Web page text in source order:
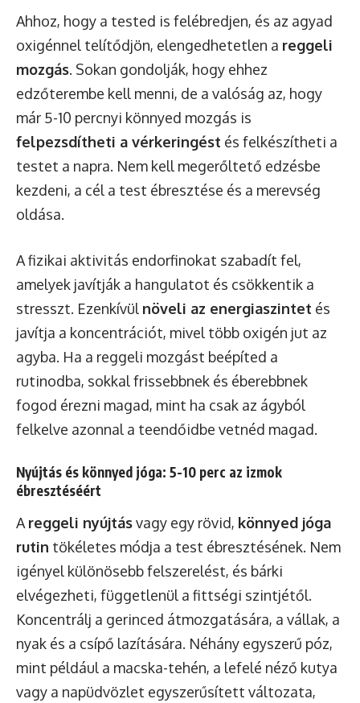
Ahhoz, hogy a tested is felébredjen, és az agyad
oxigénnel telítődjön, elengedhetetlen a reggeli
mozgás. Sokan gondolják, hogy ehhez
edzőterembe kell menni, de a valóság az, hogy
már 5-10 percnyi könnyed mozgás is
felpezsdítheti a vérkeringést és felkészítheti a
testet a napra. Nem kell megerőltető edzésbe
kezdeni, a cél a test ébresztése és a merevség
oldása.
A fizikai aktivitás endorfinokat szabadít fel,
amelyek javítják a hangulatot és csökkentik a
stresszt. Ezenkívül növeli az energiaszintet és
javítja a koncentrációt, mivel több oxigén jut az
agyba. Ha a reggeli mozgást beépíted a
rutinodba, sokkal frissebbnek és éberebbnek
fogod érezni magad, mint ha csak az ágyból
felkelve azonnal a teendőidbe vetnéd magad.
Nyújtás és könnyed jóga: 5-10 perc az izmok
ébresztéséért
A reggeli nyújtásvagy egy rövid, könnyed jóga
rutin tökéletes módja a test ébresztésének. Nem
igényel különösebb felszerelést, és bárki
elvégezheti, függetlenül a fittségi szintjétől.
Koncentrálj a gerinced átmozgatására, a vállak, a
nyak és a csípő lazítására. Néhány egyszerű póz,
mint például a macska-tehén, a lefelé néző kutya
vagy a napüdvözlet egyszerűsített változata,